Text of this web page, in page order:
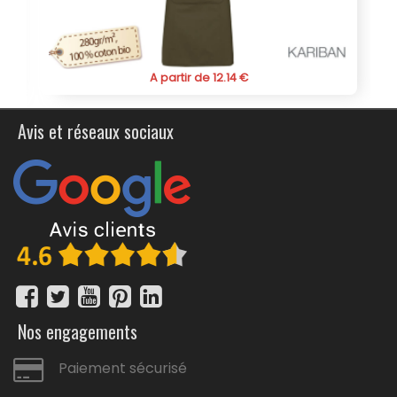
A partir de 12.14 €
Avis et réseaux sociaux
Nos engagements
Paiement sécurisé